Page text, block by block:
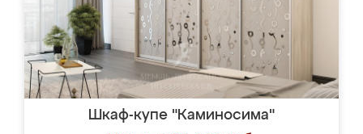
Шкаф-купе "Каминосима"